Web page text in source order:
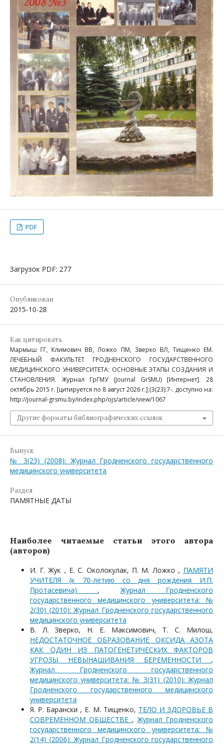
PDF
Загрузок PDF: 277
Опубликован
2015-10-28
Как цитировать
Мармыш ГГ, Климович ВВ, Ложко ПМ, Зверко ВЛ, Тищенко ЕМ.
ЛЕЧЕБНЫЙ ФАКУЛЬТЕТ ГРОДНЕНСКОГО ГОСУДАРСТВЕННОГО
МЕДИЦИНСКОГО УНИВЕРСИТЕТА: ОСНОВНЫЕ ЭТАПЫ СОЗДАНИЯ И
СТАНОВЛЕНИЯ. Журнал ГрГМУ (Journal GrSMU) [Интернет]. 28
октябрь 2015 г. [цитируется по 8 август 2026 г.];(3(23):7-. доступно на:
http://journal-grsmu.by/index.php/ojs/article/view/1067
Другие форматы библиографических ссылок
Выпуск
№ 3(23) (2008): Журнал Гродненского государственного
медицинского университета
Раздел
ПАМЯТНЫЕ ДАТЫ
Наиболее читаемые статьи этого автора
(авторов)
И. Г. Жук , Е. С. Околокулак, П. М. Ложко , ПАМЯТИ
УЧИТЕЛЯ (к 70-летию со дня рождения И.П.
Протасевича) ,Журнал Гродненского
государственного медицинского университета: №
2(30) (2010): Журнал Гродненского государственного
медицинского университета
В. Л. Зверко, Н. Е. Максимович, Т. С. Милош,
НЕДОСТАТОЧНОЕ ОБРАЗОВАНИЕ ОКСИДА АЗОТА
КАК ОДИН ИЗ ПАТОГЕНЕТИЧЕСКИХ ФАКТОРОВ
УГРОЗЫ НЕВЫНАШИВАНИЯ БЕРЕМЕННОСТИ ,
Журнал Гродненского государственного
медицинского университета: № 3(31) (2010): Журнал
Гродненского государственного медицинского
университета
Я. Р. Барански , Е. М. Тищенко, ТЕЛО И ЗДОРОВЬЕ В
СОВРЕМЕННОМ ОБЩЕСТВЕ ,Журнал Гродненского
государственного медицинского университета: №
2(14) (2006): Журнал Гродненского государственного